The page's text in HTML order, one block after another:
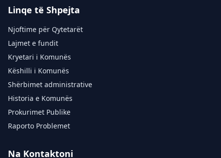
Linqe të Shpejta
Njoftime për Qytetarët
Lajmet e fundit
Kryetari i Komunës
Këshilli i Komunës
Shërbimet administrative
Historia e Komunës
Prokurimet Publike
Raporto Problemet
Na Kontaktoni